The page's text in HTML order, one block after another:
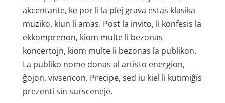
akcentante, ke por li la plej grava estas klasika
muziko, kiun li amas. Post la invito, li konfesis la
ekkomprenon, kiom multe li bezonas
koncertojn, kiom multe li bezonas la publikon.
La publiko nome donas al artisto energion,
ĝojon, vivsencon. Precipe, sed iu kiel li kutimiĝis
prezenti sin sursceneje.